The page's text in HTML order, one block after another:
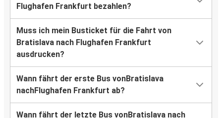
Flughafen Frankfurt bezahlen?
Muss ich mein Busticket für die Fahrt von
Bratislava nach Flughafen Frankfurt
ausdrucken?
Wann fährt der erste Bus vonBratislava
nachFlughafen Frankfurt ab?
Wann fährt der letzte Bus vonBratislava nach